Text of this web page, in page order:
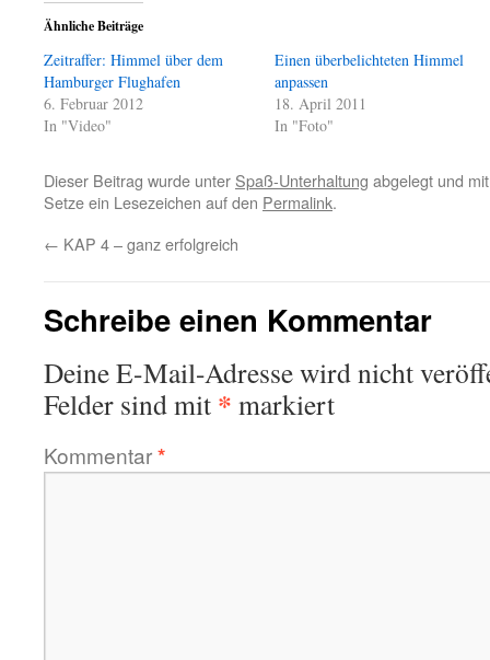
Ähnliche Beiträge
Zeitraffer: Himmel über dem
Hamburger Flughafen
6. Februar 2012
In "Video"
Einen überbelichteten Himmel
anpassen
18. April 2011
In "Foto"
Dieser Beitrag wurde unter Spaß-Unterhaltung abgelegt und
Setze ein Lesezeichen auf den Permalink.
← KAP 4 – ganz erfolgreich
Schreibe einen Kommentar
Deine E-Mail-Adresse wird nicht
Felder sind mit * markiert
Kommentar*